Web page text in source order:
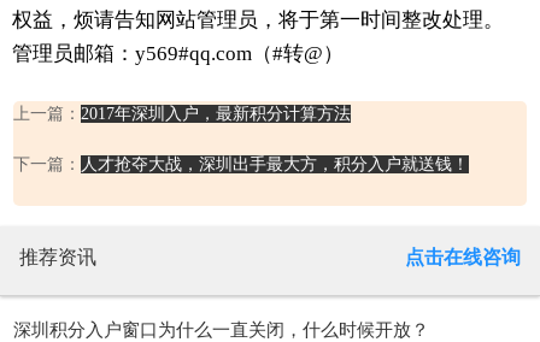
权益，烦请告知网站管理员，将于第一时间整改处理。
管理员邮箱：y569#qq.com（#转@）
上一篇： 2017年深圳入户，最新积分计算方法
下一篇： 人才抢夺大战，深圳出手最大方，积分入户就送钱！
推荐资讯 点击在线咨询
深圳积分入户窗口为什么一直关闭，什么时候开放？